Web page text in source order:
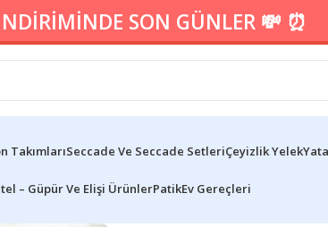
SON GÜNLER 💸 ⏰
TakımlarıSeccade Ve Seccade SetleriÇeyizlik Yelek
– Güpür Ve Elişi ÜrünlerPatikEv Gereçleri